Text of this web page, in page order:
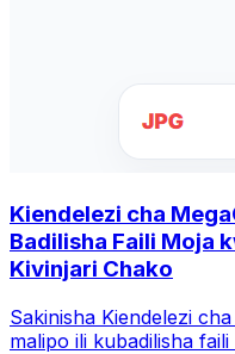
Kiendelezi cha
Badilisha Faili Moja
Kivinjari Chako
Sakinisha Kiendelezi
malipo ili kubadilisha